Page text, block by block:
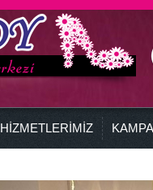
HİZMETLERİMİZ